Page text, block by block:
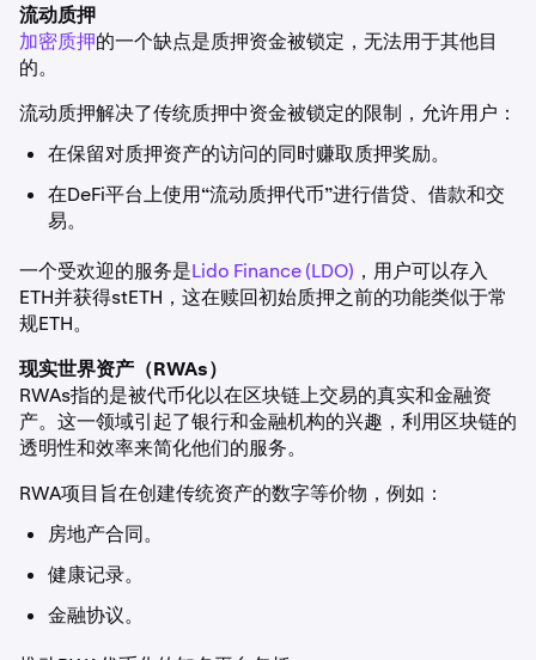
流动质押
加密质押的一个缺点是质押资金被锁定，无法用于其他目
的。
流动质押解决了传统质押中资金被锁定的限制，允许用户：
在保留对质押资产的访问的同时赚取质押奖励。
在DeFi平台上使用“流动质押代币”进行借贷、借款和交
易。
一个受欢迎的服务是Lido Finance (LDO) ，用户可以存入
ETH并获得stETH，这在赎回初始质押之前的功能类似于常
规ETH。
现实世界资产（RWAs）
RWAs指的是被代币化以在区块链上交易的真实和金融资
产。这一领域引起了银行和金融机构的兴趣，利用区块链的
透明性和效率来简化他们的服务。
RWA项目旨在创建传统资产的数字等价物，例如：
房地产合同。
健康记录。
金融协议。